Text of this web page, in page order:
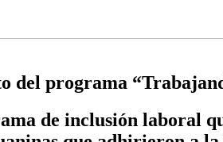
del programa
de inclusión laboral